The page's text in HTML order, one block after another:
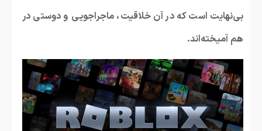
بی‌نهایت است که در آن خلاقیت، ماجراجویی و دوستی در
هم آمیخته‌اند.